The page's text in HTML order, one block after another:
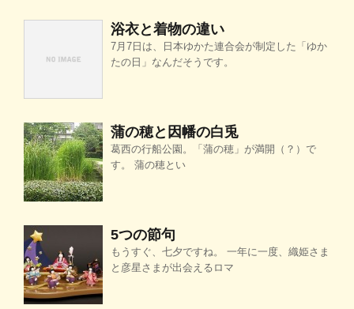
浴衣と着物の違い
7月7日は、日本ゆかた連合会が制定した「ゆか
たの日」なんだそうです。
蒲の穂と因幡の白兎
葛西の行船公園。「蒲の穂」が満開（？）で
す。 蒲の穂とい
5つの節句
もうすぐ、七夕ですね。 一年に一度、織姫さま
と彦星さまが出会えるロマ